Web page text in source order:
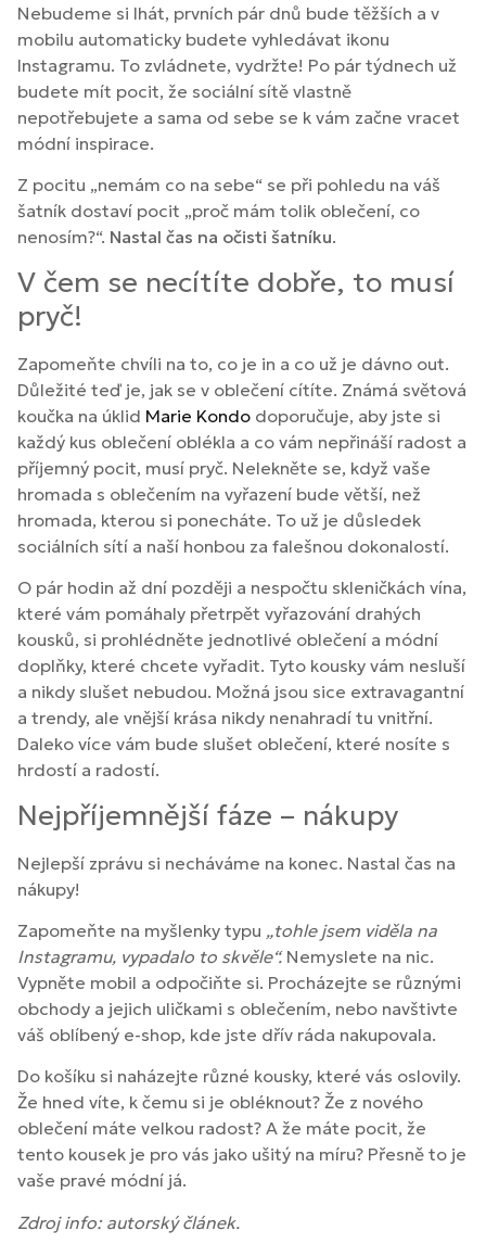
Nebudeme si lhát, prvních pár dnů bude těžších a v
mobilu automaticky budete vyhledávat ikonu
Instagramu. To zvládnete, vydržte! Po pár týdnech už
budete mít pocit, že sociální sítě vlastně
nepotřebujete a sama od sebe se k vám začne vracet
módní inspirace.
Z pocitu „nemám co na sebe“ se při pohledu na váš
šatník dostaví pocit „proč mám tolik oblečení, co
nenosím?“. Nastal čas na očisti šatníku.
V čem se necítíte dobře, to musí
pryč!
Zapomeňte chvíli na to, co je in a co už je dávno out.
Důležité teď je, jak se v oblečení cítíte. Známá světová
koučka na úklid Marie Kondo doporučuje, aby jste si
každý kus oblečení oblékla a co vám nepřináší radost a
příjemný pocit, musí pryč. Nelekněte se, když vaše
hromada s oblečením na vyřazení bude větší, než
hromada, kterou si ponecháte. To už je důsledek
sociálních sítí a naší honbou za falešnou dokonalostí.
O pár hodin až dní později a nespočtu skleničkách vína,
které vám pomáhaly přetrpět vyřazování drahých
kousků, si prohlédněte jednotlivé oblečení a módní
doplňky, které chcete vyřadit. Tyto kousky vám nesluší
a nikdy slušet nebudou. Možná jsou sice extravagantní
a trendy, ale vnější krása nikdy nenahradí tu vnitřní.
Daleko více vám bude slušet oblečení, které nosíte s
hrdostí a radostí.
Nejpříjemnější fáze – nákupy
Nejlepší zprávu si necháváme na konec. Nastal čas na
nákupy!
Zapomeňte na myšlenky typu „tohle jsem viděla na
Instagramu, vypadalo to skvěle“.Nemyslete na nic.
Vypněte mobil a odpočiňte si. Procházejte se různými
obchody a jejich uličkami s oblečením, nebo navštivte
váš oblíbený e-shop, kde jste dřív ráda nakupovala.
Do košíku si naházejte různé kousky, které vás oslovily.
Že hned víte, k čemu si je obléknout? Že z nového
oblečení máte velkou radost? A že máte pocit, že
tento kousek je pro vás jako ušitý na míru? Přesně to je
vaše pravé módní já.
Zdroj info: autorský článek.